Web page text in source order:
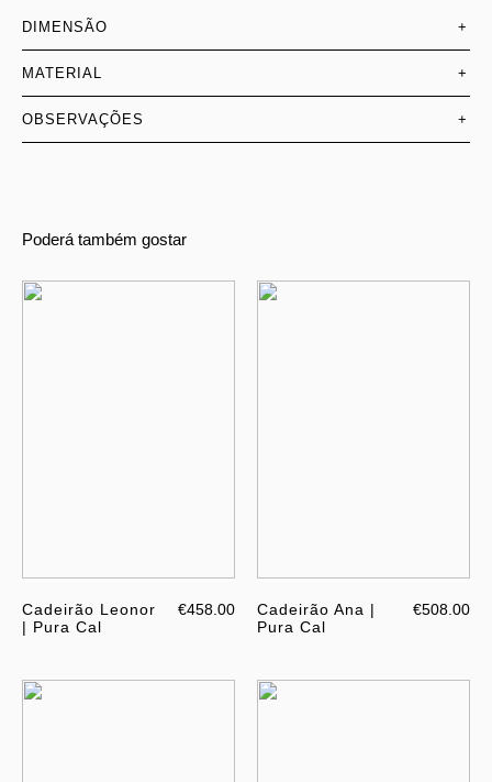
DIMENSÃO +
MATERIAL +
OBSERVAÇÕES +
Poderá também gostar
Cadeirão Leonor
| Pura Cal
€458.00
Cadeirão Ana |
Pura Cal
€508.00